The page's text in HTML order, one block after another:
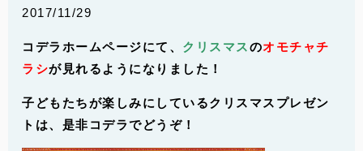
2017/11/29
コデラホームページにて、 クリスマスのオモチャチ
ラシが見れるようになりました！
子どもたちが楽しみにしているクリスマスプレゼン
トは、是非コデラでどうぞ！